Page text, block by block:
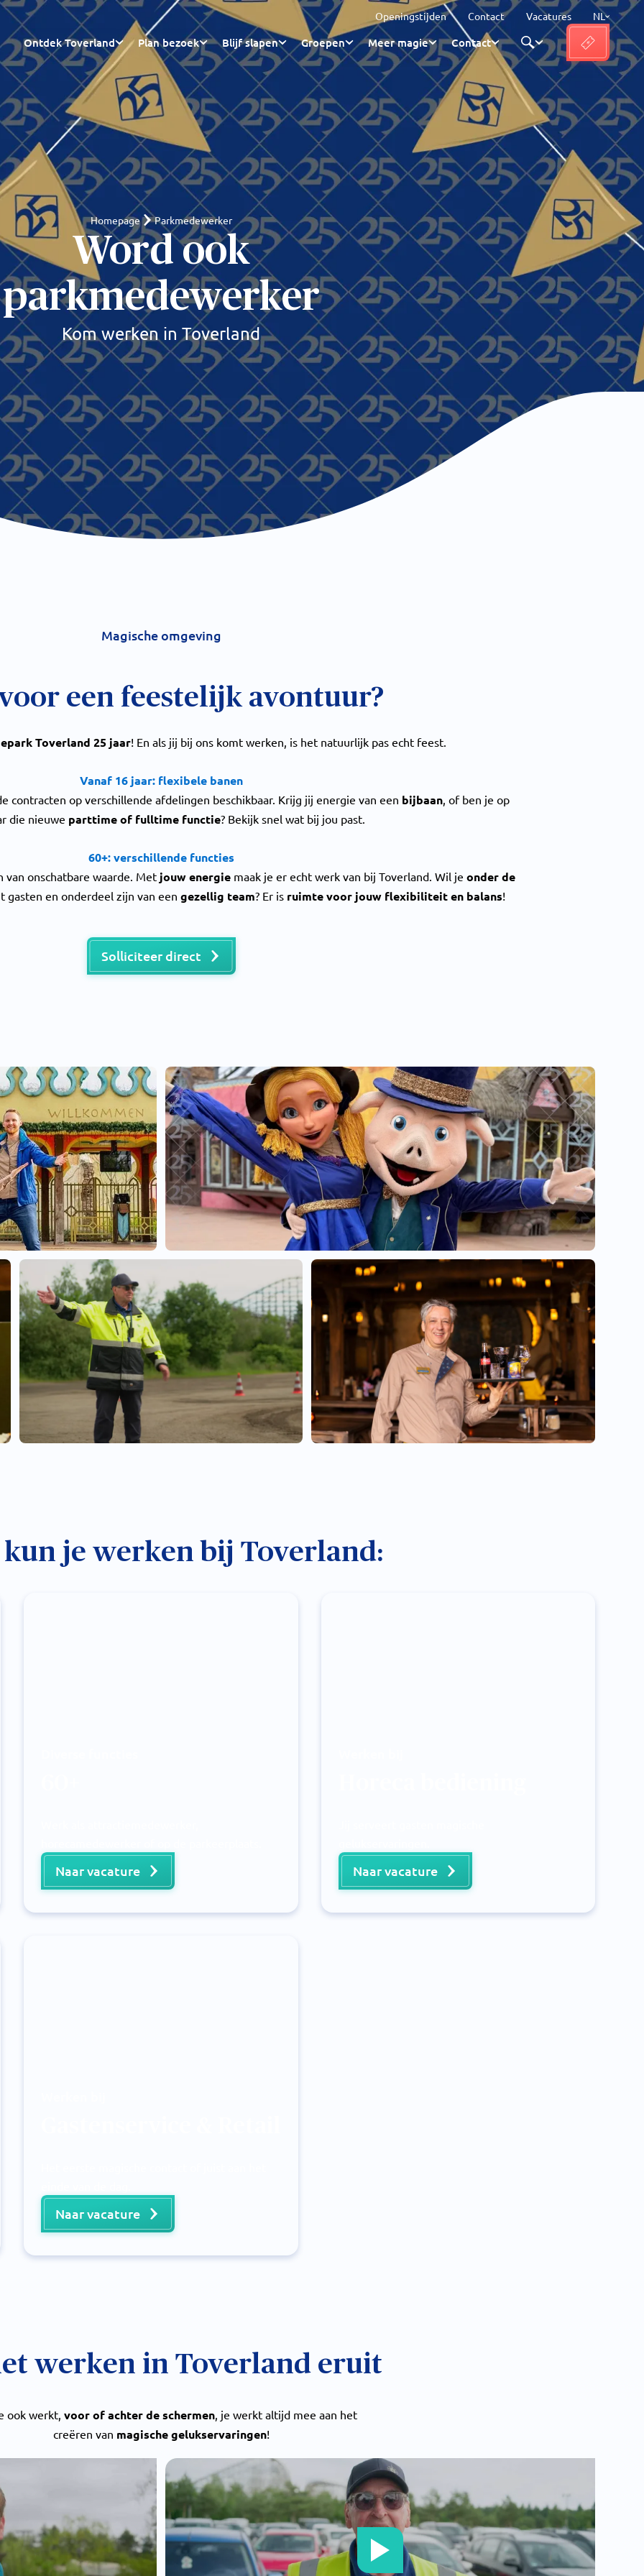
Openingstijden Contact Vacatures NL
Ontdek Toverland Plan bezoek Blijf slapen Groepen Meer magie Contact
Homepage Parkmedewerker
Word ook
parkmedewerker
Kom werken in Toverland
Magische omgeving
een feestelijk avontuur?
Toverland 25 jaar! En als jij bij ons komt werken, is het natuurlijk pas echt feest.
Vanaf 16 jaar: flexibele banen
contracten op verschillende afdelingen beschikbaar. Krijg jij energie van een bijbaan, of ben je op
die nieuwe parttime of fulltime functie? Bekijk snel wat bij jou past.
60+: verschillende functies
onschatbare waarde. Met jouw energiemaak je er echt werk van bij Toverland. Wil je onder de
en onderdeel zijn van een gezellig team? Er is ruimte voor jouw flexibiliteit en balans!
Solliciteer direct
je werken bij Toverland:
Naar vacature Naar vacature
Naar vacature
werken in Toverland eruit
ook werkt, voor of achter de schermen, je werkt altijd mee aan het
creëren van magische gelukservaringen!